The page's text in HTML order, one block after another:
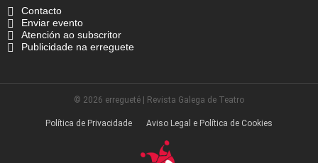
Contacto
Enviar evento
Atención ao subscritor
Publicidade na erreguete
© 2026 erregueté | Revista Galega de Teatro
Política de Privacidade Aviso Legal e Política de Cookies